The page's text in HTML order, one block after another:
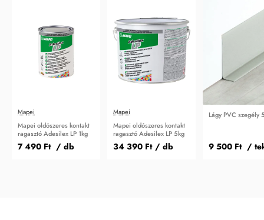
Mapei
Mapei oldószeres kontakt
ragasztó Adesilex LP 1kg
7 490 Ft / db
Mapei
Mapei oldószeres kontakt
ragasztó Adesilex LP 5kg
34 390 Ft / db
Lágy PVC szegély
9 500 Ft /